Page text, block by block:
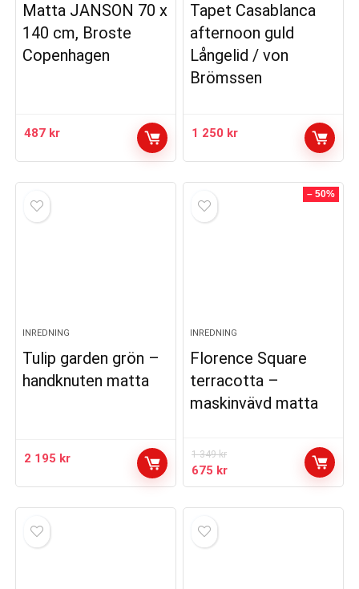
Matta JANSON 70 x
140 cm, Broste
Copenhagen
487 kr
Tapet Casablanca
afternoon guld
Långelid / von
Brömssen
1 250 kr
INREDNING
Tulip garden grön –
handknuten matta
2 195 kr
– 50%
INREDNING
Florence Square
terracotta –
maskinvävd matta
1 349kr
Det
ursprungliga
1
349 kr.
675 krDet
nuvarande